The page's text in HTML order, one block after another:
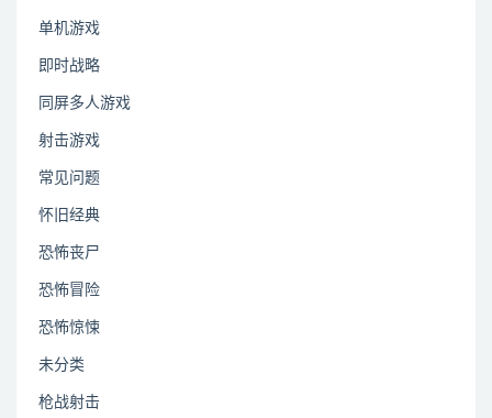
单机游戏
即时战略
同屏多人游戏
射击游戏
常见问题
怀旧经典
恐怖丧尸
恐怖冒险
恐怖惊悚
未分类
枪战射击